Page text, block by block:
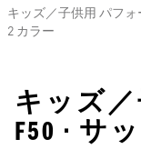
キッズ／子供用 パフォ
2 カラー
キッズ／
F50 • サ